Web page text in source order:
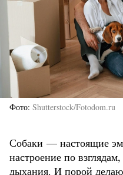
Фото Shutterstock/Fotodom.ru
Собаки — настоящие
настроение по
дыхания. И порой